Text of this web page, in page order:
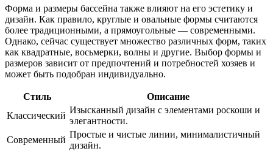
Форма и размеры бассейна также влияют на его эстетику и
дизайн. Как правило, круглые и овальные формы считаются
более традиционными, а прямоугольные — современными.
Однако, сейчас существует множество различных форм, таких
как квадратные, восьмерки, волны и другие. Выбор формы и
размеров зависит от предпочтений и потребностей хозяев и
может быть подобран индивидуально.
Стиль
Описание
Классический
Изысканный дизайн с элементами роскоши и
элегантности.
Современный
Простые и чистые линии, минималистичный
дизайн.